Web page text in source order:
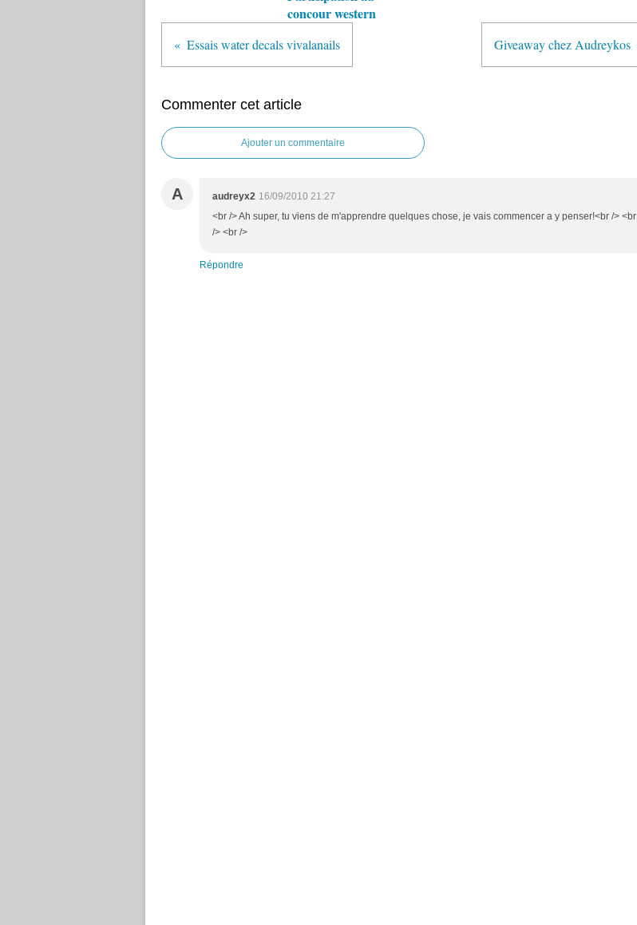
concour western
Essais water decals vivalanails Giveaway chez Audreykos
Commenter cet article
Ajouter un commentaire
A audreyx2 16/09/2010 21:27
<br /> Ah super, tu viens de m'apprendre quelques chose, je vais commencer a y penser!<br /> <br
/> <br />
Répondre